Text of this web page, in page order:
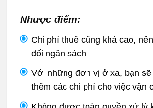
Nhược điểm:
Chi phí thuê cũng khá cao,
đối ngân sách
Với những đơn vị ở xa, bạn sẽ
thêm các chi phí cho việc vận